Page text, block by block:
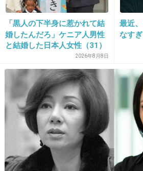
今日から34週になります。
初産なのでドキドキです！
里帰り先の病院ではまだ１回
測ってもらってないので、測
のかなー(･･;)と少し不安にな
2016/01/24(日) 12:54:35
3人目が41wでした。
「黒人の下半身に惹かれて結
婚したんだろ」ケニア人男性
と結婚した日本人女性（31）
に“誹謗中傷”殺到…本人が語
る、日本で感じる“外国人差
別”のリアル
2026年8月8日
最近
なす